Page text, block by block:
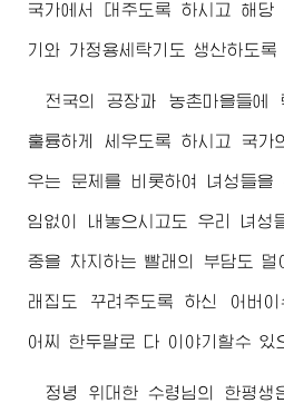
국가에서 대주도록 하시고 해당
기와 가정용세탁기도 생산하도록
전국의 공장과 농촌마을들에
훌륭하게 세우도록 하시고 국가
우는 문제를 비롯하여 녀성들을
임없이 내놓으시고도 우리 녀성
중을 차지하는 빨래의 부담도
래집도 꾸려주도록 하신 어버이
어찌 한두말로 다 이야기할수 있
정녕 위대한 수령님의 한평생